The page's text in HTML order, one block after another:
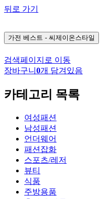
뒤로 가기
가전 베스트 - 씨제이온스타일
검색페이지로 이동
장바구니 0개 담겨있음
카테고리 목록
여성패션
남성패션
언더웨어
패션잡화
스포츠/레저
뷰티
식품
주방용품